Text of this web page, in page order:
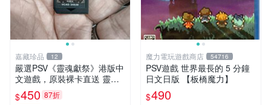
嘉藏珍品 12
嚴選PSV《靈魂獻祭》港版中
文遊戲，原裝裸卡直送 靈魂
獻祭 PSV 游戲 卡帶
$450 87折
魔力電玩遊戲商店 54716
PSV遊戲 世界最長的 5 分鐘
日文日版 【板橋魔力】
$490